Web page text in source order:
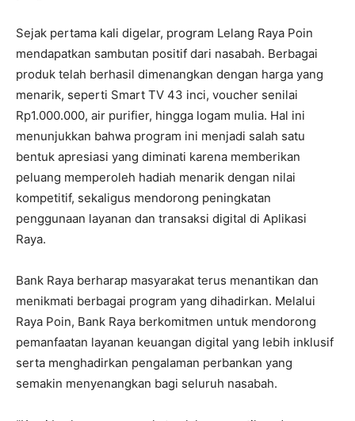
Sejak pertama kali digelar, program Lelang Raya Poin
mendapatkan sambutan positif dari nasabah. Berbagai
produk telah berhasil dimenangkan dengan harga yang
menarik, seperti Smart TV 43 inci, voucher senilai
Rp1.000.000, air purifier, hingga logam mulia. Hal ini
menunjukkan bahwa program ini menjadi salah satu
bentuk apresiasi yang diminati karena memberikan
peluang memperoleh hadiah menarik dengan nilai
kompetitif, sekaligus mendorong peningkatan
penggunaan layanan dan transaksi digital di Aplikasi
Raya.
Bank Raya berharap masyarakat terus menantikan dan
menikmati berbagai program yang dihadirkan. Melalui
Raya Poin, Bank Raya berkomitmen untuk mendorong
pemanfaatan layanan keuangan digital yang lebih inklusif
serta menghadirkan pengalaman perbankan yang
semakin menyenangkan bagi seluruh nasabah.